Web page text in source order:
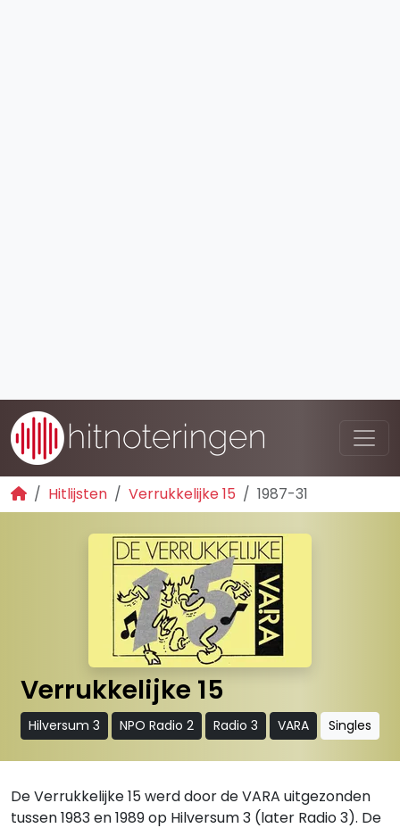
Hitlijsten Verrukkelijke 15 1987-31
Verrukkelijke 15
Hilversum 3 NPO Radio 2 Radio 3 VARA Singles
De Verrukkelijke 15 werd door de VARA uitgezonden
tussen 1983 en 1989 op Hilversum 3 (later Radio 3). De